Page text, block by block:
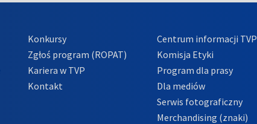
Konkursy
Zgłoś program (ROPAT)
Kariera w TVP
Kontakt
Centrum informacji TVP
Komisja Etyki
Program dla prasy
Dla mediów
Serwis fotograficzny
Merchandising (znaki)